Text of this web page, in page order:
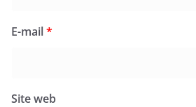
E-mail*
Site web